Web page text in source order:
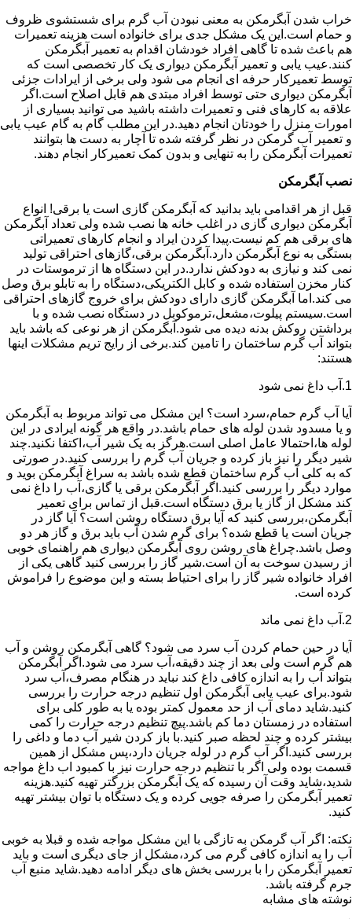
خراب شدن آبگرمکن به معنی نبودن آب گرم برای شستشوی ظروف
و حمام است.این یک مشکل جدی برای خانواده است هزینه تعمیرات
هم باعث شده تا گاهی افراد خودشان اقدام به تعمیر آبگرمکن
کنند.عیب یابی و تعمیر آبگرمکن دیواری یک کار تخصصی است که
توسط تعمیرکار حرفه ای انجام می شود ولی برخی از ایرادات جزئی
آبگرمکن دیواری حتی توسط افراد مبتدی هم قابل اصلاح است.اگر
علاقه به کارهای فنی و تعمیرات داشته باشید می توانید بسیاری از
امورات منزل را خودتان انجام دهید.در این مطلب گام به گام عیب یابی
و تعمیر آب گرمکن در نظر گرفته شده تا آچار به دست ها بتوانند
تعمیرات آبگرمکن را به تنهایی و بدون کمک تعمیرکار انجام دهند.
نصب آبگرمکن
قبل از هر اقدامی باید بدانید که آبگرمکن گازی است یا برقی! انواع
آبگرمکن دیواری گازی در اغلب خانه ها نصب شده ولی تعداد آبگرمکن
های برقی هم کم نیست.پیدا کردن ایراد و انجام کارهای تعمیراتی
بستگی به نوع آبگرمکن دارد.آبگرمکن برقی،گازهای احتراقی تولید
نمی کند و نیازی به دودکش ندارد.در این دستگاه ها از ترموستات در
کنار مخزن استفاده شده و کابل الکتریکی،دستگاه را به تابلو برق وصل
می کند.اما آبگرمکن گازی دارای دودکش برای خروج گازهای احتراقی
است.سیستم پیلوت،مشعل،ترموکوبل در دستگاه نصب شده و با
برداشتن روکش بدنه دیده می شود.آبگرمکن از هر نوعی که باشد باید
بتواند آب گرم ساختمان را تامین کند.برخی از رایج تریم مشکلات اینها
هستند:
1.آب داغ نمی شود
آیا آب گرم حمام،سرد است؟ این مشکل می تواند مربوط به آبگرمکن
و یا مسدود شدن لوله های حمام باشد.در واقع هر گونه ایرادی در این
لوله ها،احتمالا عامل اصلی است.هرگز به یک شیر آب،اکتفا نکنید.چند
شیر دیگر را نیز باز کرده و جریان آب گرم را بررسی کنید.در صورتی
که به کلی آب گرم ساختمان قطع شده باشد به سراغ آبگرمکن بوید و
موارد دیگر را بررسی کنید.اگر آبگرمکن برقی یا گازی،آب را داغ نمی
کند مشکل از گاز یا برق دستگاه است.قبل از تماس برای تعمیر
آبگرمکن،بررسی کنید که آیا برق دستگاه روشن است؟ آیا گاز در
جریان است یا قطع شده؟ برای گرم شدن آب باید برق و گاز هر دو
وصل باشد.چراغ های روشن روی آبگرمکن دیواری هم راهنمای خوبی
از رسیدن سوخت به آن است.شیر گاز را بررسی کنید گاهی یکی از
افراد خانواده شیر گاز را برای احتیاط بسته و این موضوع را فراموش
کرده است.
2.آب داغ نمی ماند
آیا در حین حمام کردن آب سرد می شود؟ گاهی آبگرمکن روشن و آب
هم گرم است ولی بعد از چند دقیقه،آب سرد می شود.اگر آبگرمکن
بتواند آب را به اندازه کافی داغ کند نباید در هنگام مصرف،آب سرد
شود.برای عیب یابی آبگرمکن اول تنظیم درجه حرارت را بررسی
کنید.شاید دمای آب از حد معمول کمتر بوده یا به طور کلی برای
استفاده در زمستان دما کم باشد.پیچ تنظیم درجه حرارت را کمی
بیشتر کرده و چند لحظه صبر کنید.با باز کردن شیر آب دما و داغی را
بررسی کنید.اگر آب گرم در لوله جریان دارد،پس مشکل از همین
قسمت بوده ولی اگر با تنظیم درجه حرارت نیز با کمبود اب داغ مواجه
شدید،شاید وقت آن رسیده که یک آبگرمکن بزرگتر تهیه کنید.هزینه
تعمیر آبگرمکن را صرفه جویی کرده و یک دستگاه با توان بیشتر تهیه
کنید.
نکته: اگر آب گرمکن به تازگی با این مشکل مواجه شده و قبلا به خوبی
آب را به اندازه کافی گرم می کرد،مشکل از جای دیگری است و باید
تعمیر آبگرمکن را با بررسی بخش های دیگر ادامه دهید.شاید منبع آب
جرم گرفته باشد.
نوشته های مشابه